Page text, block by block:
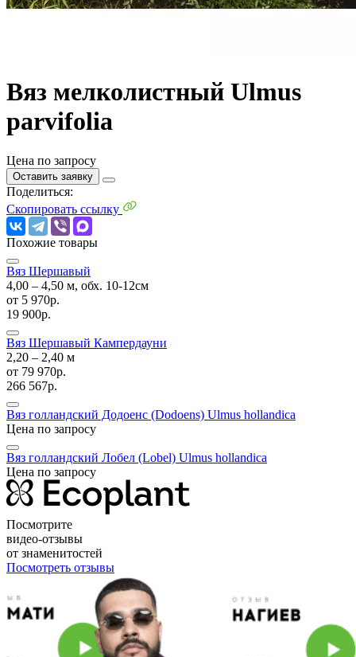
Вяз мелколистный Ulmus
parvifolia
Цена по запросу
Оставить заявку
Поделиться:
Скопировать ссылку
Похожие товары
Вяз Шершавый
4,00 ‒ 4,50 м, обх. 10-12см
от 5 970р.
19 900р.
Вяз Шершавый Кампердауни
2,20 ‒ 2,40 м
от 79 970р.
266 567р.
Вяз голландский Додоенс (Dodoens) Ulmus hollandica
Цена по запросу
Вяз голландский Лобел (Lobel) Ulmus hollandica
Цена по запросу
Посмотрите
видео-отзывы
от знаменитостей
Посмотреть отзывы